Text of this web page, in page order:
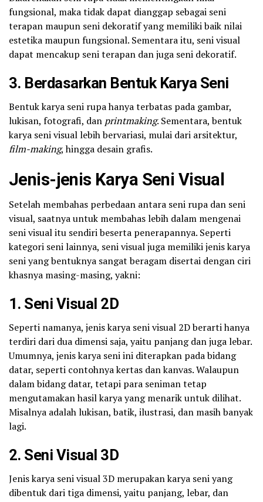
fungsional, maka tidak dapat dianggap sebagai seni
terapan maupun seni dekoratif yang memiliki baik nilai
estetika maupun fungsional. Sementara itu, seni visual
dapat mencakup seni terapan dan juga seni dekoratif.
3. Berdasarkan Bentuk Karya Seni
Bentuk karya seni rupa hanya terbatas pada gambar,
lukisan, fotografi, dan printmaking. Sementara, bentuk
karya seni visual lebih bervariasi, mulai dari arsitektur,
film-making, hingga desain grafis.
Jenis-jenis Karya Seni Visual
Setelah membahas perbedaan antara seni rupa dan seni
visual, saatnya untuk membahas lebih dalam mengenai
seni visual itu sendiri beserta penerapannya. Seperti
kategori seni lainnya, seni visual juga memiliki jenis karya
seni yang bentuknya sangat beragam disertai dengan ciri
khasnya masing-masing, yakni:
1. Seni Visual 2D
Seperti namanya, jenis karya seni visual 2D berarti hanya
terdiri dari dua dimensi saja, yaitu panjang dan juga lebar.
Umumnya, jenis karya seni ini diterapkan pada bidang
datar, seperti contohnya kertas dan kanvas. Walaupun
dalam bidang datar, tetapi para seniman tetap
mengutamakan hasil karya yang menarik untuk dilihat.
Misalnya adalah lukisan, batik, ilustrasi, dan masih banyak
lagi.
2. Seni Visual 3D
Jenis karya seni visual 3D merupakan karya seni yang
dibentuk dari tiga dimensi, yaitu panjang, lebar, dan